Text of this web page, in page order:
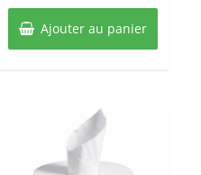
Ajouter au panier